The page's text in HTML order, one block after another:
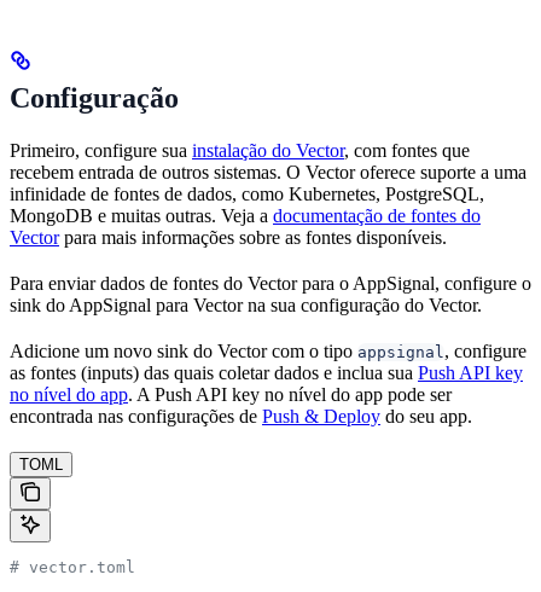
Configuração
Primeiro, configure sua instalação do Vector, com fontes que
recebem entrada de outros sistemas. O Vector oferece suporte a uma
infinidade de fontes de dados, como Kubernetes, PostgreSQL,
MongoDB e muitas outras. Veja a documentação de fontes do
Vectorpara mais informações sobre as fontes disponíveis.
Para enviar dados de fontes do Vector para o AppSignal, configure o
sink do AppSignal para Vector na sua configuração do Vector.
Adicione um novo sink do Vector com o tipo appsignal , configure
as fontes (inputs) das quais coletar dados e inclua sua Push API key
no nível do app. A Push API key no nível do app pode ser
encontrada nas configurações de Push & Deploy do seu app.
TOML
# vector.toml